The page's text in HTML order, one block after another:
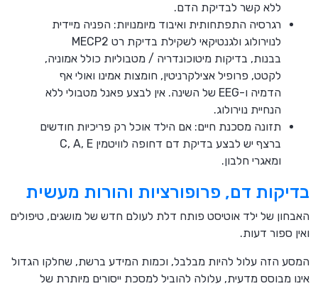
ללא קשר לבדיקת הדם.
רגרסיה התפתחותית ואיבוד מיומנויות: הפניה מיידית
לנוירולוג ולגנטיקאי לשקילת בדיקת רט MECP2
בבנות, בדיקות מיטוכונדריה / מטבוליות כולל אמוניה,
לקטט, פרופיל אצילקרניטין, חומצות אמינו ואולי אף
הדמיה ו-EEG של השינה. אין לבצע פאנל מטבולי ללא
הנחיית נוירולוג.
תזונה מסכנת חיים: אם הילד אוכל רק פריכיות חודשים
ברצף יש לבצע בדיקת דם דחופה לוויטמין C, A, E
ומאגרי חלבון.
בדיקות דם, פרופורציות והורות מעשית
האבחון של ילד אוטיסט פותח דלת לעולם חדש של מושגים, טיפולים
ואין ספור דעות.
המסע הזה עלול להיות מבלבל, וכמות המידע ברשת, שחלקו הגדול
אינו מבוסס מדעית, עלולה להוביל למסכת ייסורים מיותרת של